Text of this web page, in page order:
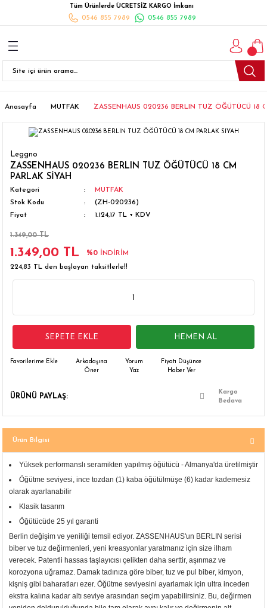
Tüm Ürünlerde ÜCRETSİZ KARGO İmkanı
0546 855 7989 0546 855 7989
Geri Dön
Ankastre Setler
Bulaşık Makinesi
Buzdolabı
Fırın
Puro Dolapları
Su Sebili
Asacakları
Geri Dön
Takımları
Takımları
Geri Dön
Takımları
Geri Dön
Geri Dön
Geri Dön
Geri Dön
Anasayfa MUTFAK ZASSENHAUS 020236 BERLIN TUZ ÖĞÜTÜCÜ 18
Leggno
ZASSENHAUS 020236 BERLIN TUZ ÖĞÜTÜCÜ 18 CM
PARLAK SİYAH
Kategori
MUTFAK
Stok Kodu
(ZH-020236)
Fiyat
1.124,17 TL + KDV
1.349,00 TL
1.349,00 TL %0
İNDİRİM
224,83 TL den başlayan taksitlerle!!
SEPETE EKLE HEMEN AL
Arkadaşına
Öner
Yorum
Yaz
Fiyatı Düşünce
Haber Ver
ÜRÜNÜ PAYLAŞ:
Kargo
Bedava
Ürün Bilgisi
Yüksek performanslı seramikten yapılmış öğütücü - Almanya'da üretilmiştir
Öğütme seviyesi, ince tozdan (1) kaba öğütülmüşe (6) kadar kademesiz
olarak ayarlanabilir
Klasik tasarım
Öğütücüde 25 yıl garanti
Berlin değişim ve yeniliği temsil ediyor. ZASSENHAUS'un BERLIN serisi
biber ve tuz değirmenleri, yeni kreasyonlar yaratmanız için size ilham
verecek. Patentli hassas taşlayıcısı çelikten daha serttir, aşınmaz ve
korozyona uğramaz. Damak tadınıza göre biber, tuz ve pul biber, kimyon,
kişniş gibi baharatları ezer. Öğütme seviyesini ayarlamak için ultra inceden
ekstra kalına kadar altı seviye arasından seçim yapabilirsiniz. Bu, değirmen